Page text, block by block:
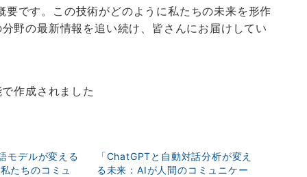
です。この技術がどのように私たちの未来を形作
野の最新情報を追い続け、皆さんにお届けしてい
作成されました
モデルが変える
たちのコミュ
「ChatGPTと自動対話分析が変え
る未来：AIが人間のコミュニケー